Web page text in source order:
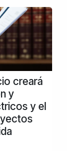
creará
y
y el